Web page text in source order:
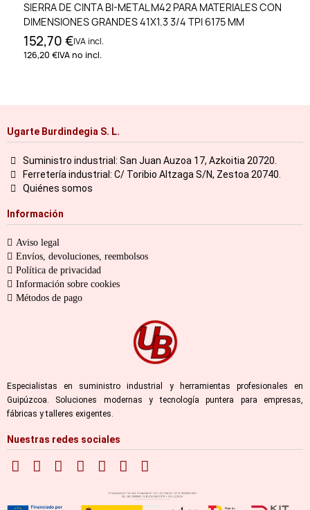
SIERRA DE CINTA BI-METAL M42 PARA MATERIALES CON
DIMENSIONES GRANDES 41X1.3 3/4 TPI 6175 MM
152,70 €IVA incl.
126,20 €IVA no incl.
Ugarte Burdindegia S. L.
Suministro industrial: San Juan Auzoa 17, Azkoitia 20720.
Ferretería industrial: C/ Toribio Altzaga S/N, Zestoa 20740.
Quiénes somos
Información
Aviso legal
Envíos, devoluciones, reembolsos
Política de privacidad
Información sobre cookies
Métodos de pago
Especialistas en suministro industrial y herramientas profesionales en
Guipúzcoa. Soluciones modernas y tecnología puntera para empresas,
fábricas y talleres exigentes.
Nuestras redes sociales